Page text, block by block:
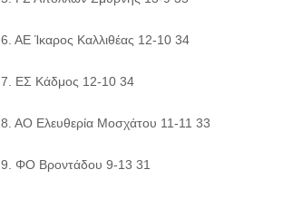
6. ΑΕ Ίκαρος Καλλιθέας 12-10 34
7. ΕΣ Κάδμος 12-10 34
8. ΑΟ Ελευθερία Μοσχάτου 11-11 33
9. ΦΟ Βροντάδου 9-13 31